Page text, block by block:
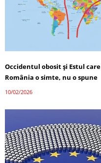
Occidentul obosit și Estul
România o simte, nu o spune
10/02/2026